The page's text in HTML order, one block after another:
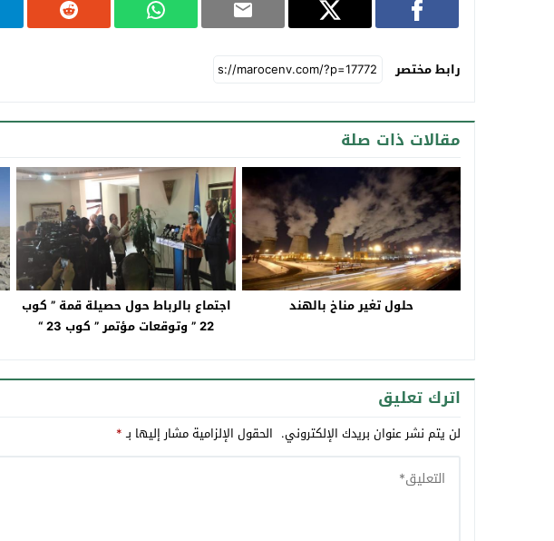
رابط مختصر
مقالات ذات صلة
حلول تغير مناخ بالهند
اجتماع بالرباط حول حصيلة قمة ” كوب
22 ” وتوقعات مؤتمر ” كوب 23 “
اترك تعليق
لن يتم نشر عنوان بريدك الإلكتروني. الحقول الإلزامية مشار إليها بـ*